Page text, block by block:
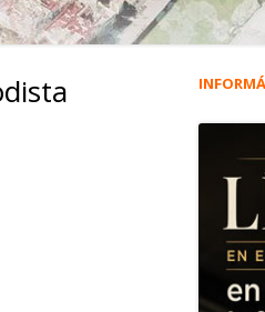
TERRY MARTÍNEZ. Periodista náutico.